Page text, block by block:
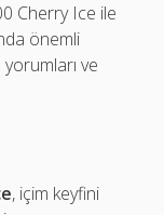
Cherry Ice ile
önemli
ve
, içim keyfini